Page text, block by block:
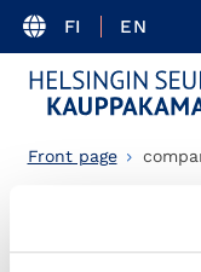
FI EN
Front page